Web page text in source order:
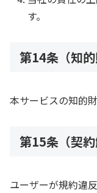
す。
第14条（知的
本サービスの知的
第15条（契約
ユーザーが規約違